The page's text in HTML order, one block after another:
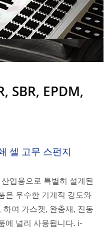
SBR, EPDM,
셀 고무 스펀지
업용으로 특별히 설계된
은 우수한 기계적 강도와
하여 가스켓, 완충재, 진동
에 널리 사용됩니다. i-